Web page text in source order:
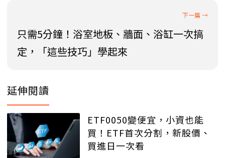
只需5分鐘！浴室地板、牆面、浴缸一次搞
定，「這些技巧」學起來
延伸閱讀
ETF0050變便宜，小資也能
買！ETF首次分割，新股價、
買進日一次看